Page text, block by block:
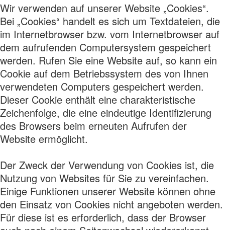
Wir verwenden auf unserer Website „Cookies“.
Bei „Cookies“ handelt es sich um Textdateien, die
im Internetbrowser bzw. vom Internetbrowser auf
dem aufrufenden Computersystem gespeichert
werden. Rufen Sie eine Website auf, so kann ein
Cookie auf dem Betriebssystem des von Ihnen
verwendeten Computers gespeichert werden.
Dieser Cookie enthält eine charakteristische
Zeichenfolge, die eine eindeutige Identifizierung
des Browsers beim erneuten Aufrufen der
Website ermöglicht.
Der Zweck der Verwendung von Cookies ist, die
Nutzung von Websites für Sie zu vereinfachen.
Einige Funktionen unserer Website können ohne
den Einsatz von Cookies nicht angeboten werden.
Für diese ist es erforderlich, dass der Browser